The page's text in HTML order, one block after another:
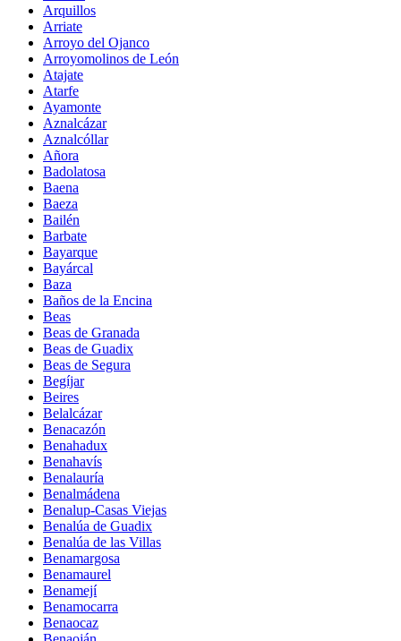
Arquillos
Arriate
Arroyo del Ojanco
Arroyomolinos de León
Atajate
Atarfe
Ayamonte
Aznalcázar
Aznalcóllar
Añora
Badolatosa
Baena
Baeza
Bailén
Barbate
Bayarque
Bayárcal
Baza
Baños de la Encina
Beas
Beas de Granada
Beas de Guadix
Beas de Segura
Begíjar
Beires
Belalcázar
Benacazón
Benahadux
Benahavís
Benalauría
Benalmádena
Benalup-Casas Viejas
Benalúa de Guadix
Benalúa de las Villas
Benamargosa
Benamaurel
Benamejí
Benamocarra
Benaocaz